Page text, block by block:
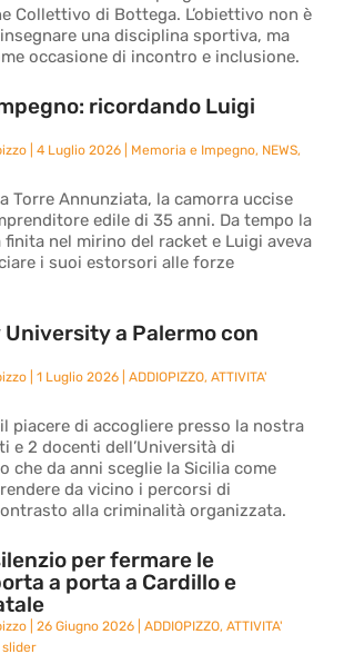
Collettivo di Bottega. L’obiettivo non è
una disciplina sportiva, ma
occasione di incontro e inclusione.
ricordando Luigi
|4 Luglio 2026 Memoria e Impegno, NEWS,
Torre Annunziata, la camorra uccise
edile di 35 anni. Da tempo la
finita nel mirino del racket e Luigi aveva
i suoi estorsori alle forze
a Palermo con
|1 Luglio 2026 |ADDIOPIZZO,ATTIVITA'
piacere di accogliere presso la nostra
e 2 docenti dell’Università di
che da anni sceglie la Sicilia come
da vicino i percorsi di
alla criminalità organizzata.
per fermare le
a porta a Cardillo e
|26 Giugno 2026 |ADDIOPIZZO,ATTIVITA'
slider